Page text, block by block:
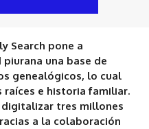
Search pone a
una base de
genealógicos, lo cual
raíces e historia familiar.
digitalizar tres millones
a la colaboración